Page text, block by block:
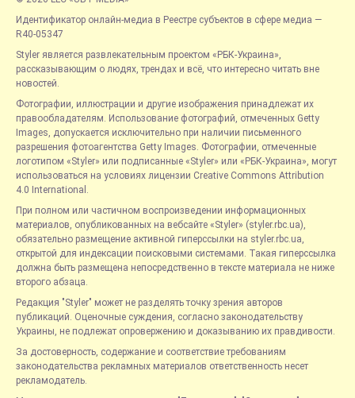
Идентификатор онлайн-медиа в Реестре субъектов в сфере медиа —
R40-05347
Styler является развлекательным проектом «РБК-Украина»,
рассказывающим о людях, трендах и всё, что интересно читать вне
новостей.
Фотографии, иллюстрации и другие изображения принадлежат их
правообладателям. Использование фотографий, отмеченных Getty
Images, допускается исключительно при наличии письменного
разрешения фотоагентства Getty Images. Фотографии, отмеченные
логотипом «Styler» или подписанные «Styler» или «РБК-Украина», могут
использоваться на условиях лицензии Creative Commons Attribution
4.0 International.
При полном или частичном воспроизведении информационных
материалов, опубликованных на вебсайте «Styler» (styler.rbc.ua),
обязательно размещение активной гиперссылки на styler.rbc.ua,
открытой для индексации поисковыми системами. Такая гиперссылка
должна быть размещена непосредственно в тексте материала не ниже
второго абзаца.
Редакция "Styler" может не разделять точку зрения авторов
публикаций. Оценочные суждения, согласно законодательству
Украины, не подлежат опровержению и доказыванию их правдивости.
За достоверность, содержание и соответствие требованиям
законодательства рекламных материалов ответственность несет
рекламодатель.